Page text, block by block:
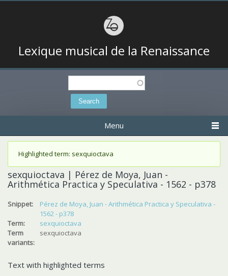
Lexique musical de la Renaissance
Search
Menu
Status message
Highlighted term: sexquioctava
sexquioctava | Pérez de Moya, Juan -
Arithmética Practica y Speculativa - 1562 - p378
Snippet:
Pérez de Moya, Juan - Arithmética Practica y Speculativa -
1562 - p378
Term:
sexquioctava
Term
variants:
sexquioctava
Text with highlighted terms